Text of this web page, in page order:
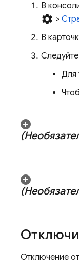
В
settings >
В
Для
Отключение от